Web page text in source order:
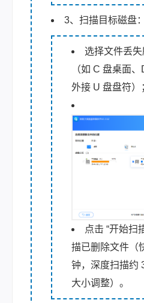
3、扫描目标磁盘：
选择文件丢
（如 C 盘桌面
外接 U 盘盘符）
点击 “开始扫
描已删除文件（
钟，深度扫描约
大小调整）。